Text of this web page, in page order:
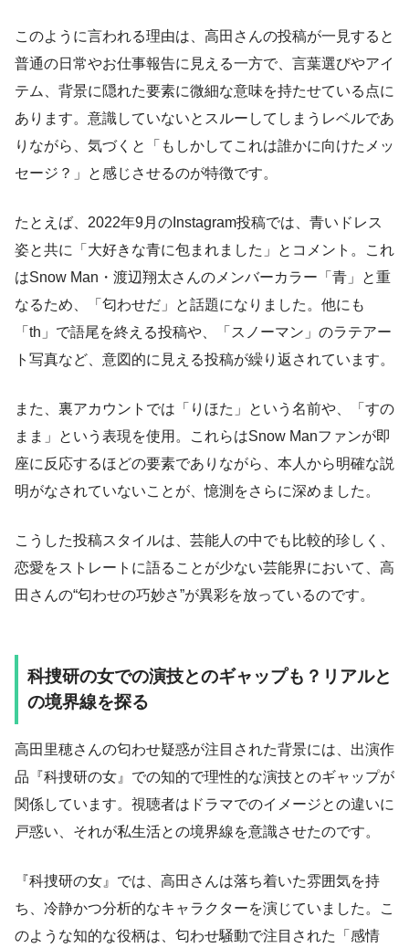
このように言われる理由は、高田さんの投稿が一見すると
普通の日常やお仕事報告に見える一方で、言葉選びやアイ
テム、背景に隠れた要素に微細な意味を持たせている点に
あります。意識していないとスルーしてしまうレベルであ
りながら、気づくと「もしかしてこれは誰かに向けたメッ
セージ？」と感じさせるのが特徴です。
たとえば、2022年9月のInstagram投稿では、青いドレス
姿と共に「大好きな青に包まれました」とコメント。これ
はSnow Man・渡辺翔太さんのメンバーカラー「青」と重
なるため、「匂わせだ」と話題になりました。他にも
「th」で語尾を終える投稿や、「スノーマン」のラテアー
ト写真など、意図的に見える投稿が繰り返されています。
また、裏アカウントでは「りほた」という名前や、「すの
まま」という表現を使用。これらはSnow Manファンが即
座に反応するほどの要素でありながら、本人から明確な説
明がなされていないことが、憶測をさらに深めました。
こうした投稿スタイルは、芸能人の中でも比較的珍しく、
恋愛をストレートに語ることが少ない芸能界において、高
田さんの“匂わせの巧妙さ”が異彩を放っているのです。
科捜研の女での演技とのギャップも？リアルと
の境界線を探る
高田里穂さんの匂わせ疑惑が注目された背景には、出演作
品『科捜研の女』での知的で理性的な演技とのギャップが
関係しています。視聴者はドラマでのイメージとの違いに
戸惑い、それが私生活との境界線を意識させたのです。
『科捜研の女』では、高田さんは落ち着いた雰囲気を持
ち、冷静かつ分析的なキャラクターを演じていました。こ
のような知的な役柄は、匂わせ騒動で注目された「感情